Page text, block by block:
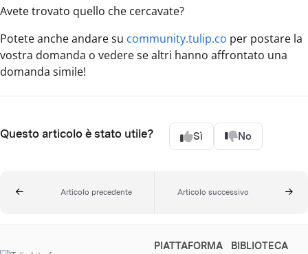
Avete trovato quello che cercavate?
Potete anche andare su community.tulip.co per postare la
vostra domanda o vedere se altri hanno affrontato una
domanda simile!
Questo articolo è stato utile? Sì No
Articolo precedente Articolo successivo
PIATTAFORMA
BIBLIOTECA